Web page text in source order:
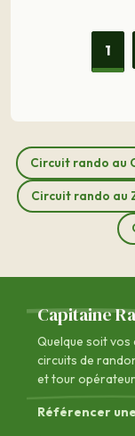
1
Circuit rando au
Circuit rando au
Capitaine
Quelque soit
circuits de
et tour
Référencer